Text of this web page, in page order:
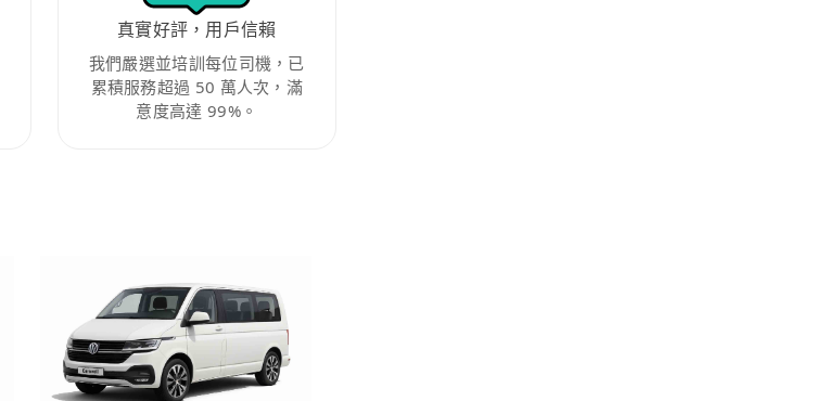
真實好評，用戶信賴
我們嚴選並培訓每位司機，已
累積服務超過 50 萬人次，滿
意度高達 99%。